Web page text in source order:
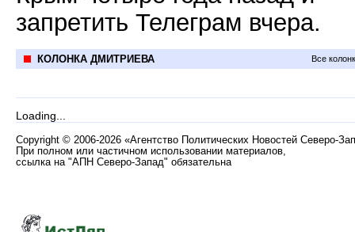
запретить Телеграм вчера.
КОЛОНКА ДМИТРИЕВА Все
Loading...
Copyright © 2006-2026 «Агентство Политических Новостей Северо-
При полном или частичном использовании материалов,
ссылка на "АПН Северо-Запад" обязательна